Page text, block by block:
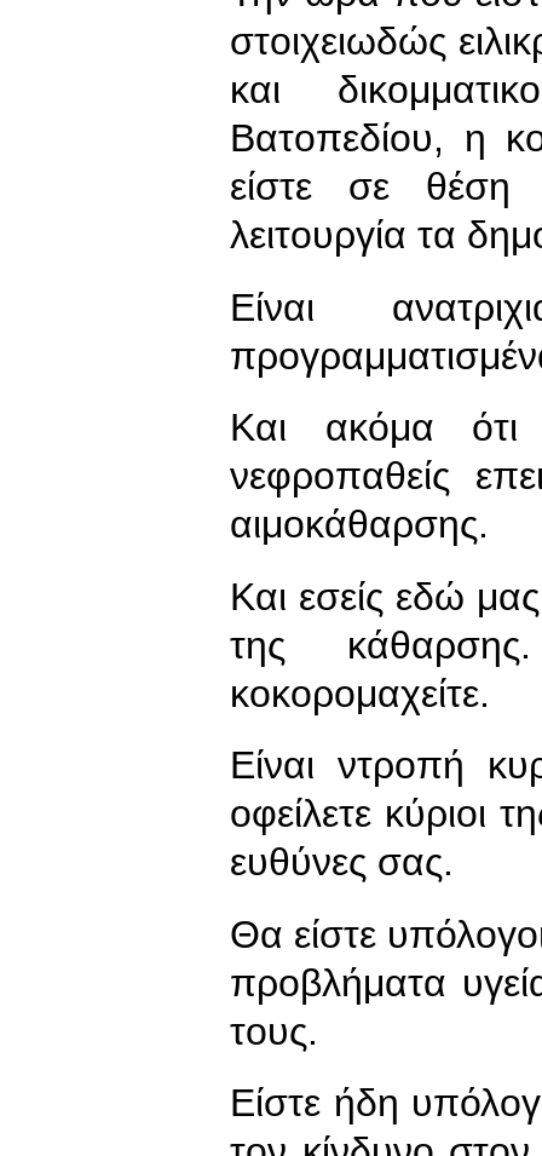
στοιχειωδώς
και
Βατοπεδίου, η
είστε σε
λειτουργία τα
Είναι
Και ακόμα ότι
νεφροπαθείς
αιμοκάθαρσης.
Και εσείς εδώ
της
κοκορομαχείτε.
Είναι ντροπή
οφείλετε κύριοι
ευθύνες σας.
Θα είστε
προβλήματα
τους.
Είστε ήδη